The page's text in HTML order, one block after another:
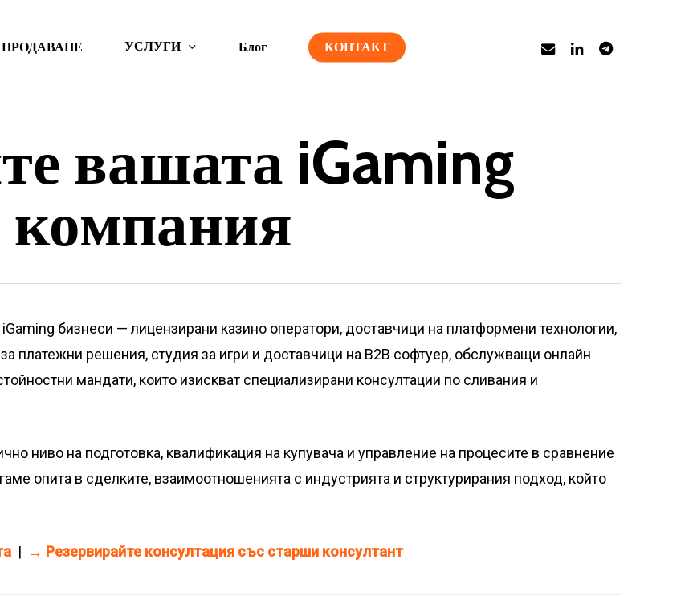
ПРОДАВАНЕ УСЛУГИ Блог КОНТАКТ имейл
за
вашата iGaming
компания
бизнеси — лицензирани казино оператори, доставчици на платформени технологии,
платежни решения, студия за игри и доставчици на B2B софтуер, обслужващи онлайн
мандати, които изискват специализирани консултации по сливания и
ниво на подготовка, квалификация на купувача и управление на процесите в сравнение
опита в сделките, взаимоотношенията с индустрията и структурирания подход, който
| → Резервирайте консултация със старши консултант